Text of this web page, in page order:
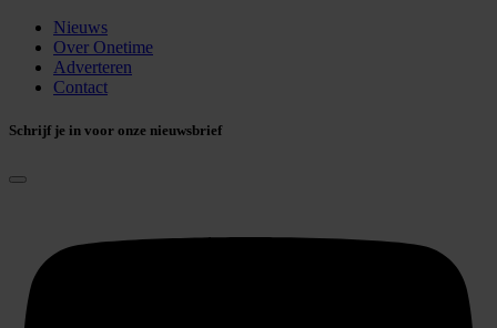
Nieuws
Over Onetime
Adverteren
Contact
Schrijf je in voor onze nieuwsbrief